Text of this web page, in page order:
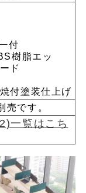
付
樹脂エッ
ド
付塗装仕上げ
です。
一覧はこち